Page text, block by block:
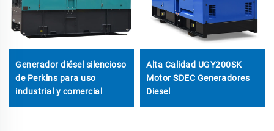
Generador diésel silencioso
de Perkins para uso
industrial y comercial
Alta Calidad UGY200SK
Motor SDEC Generadores
Diesel